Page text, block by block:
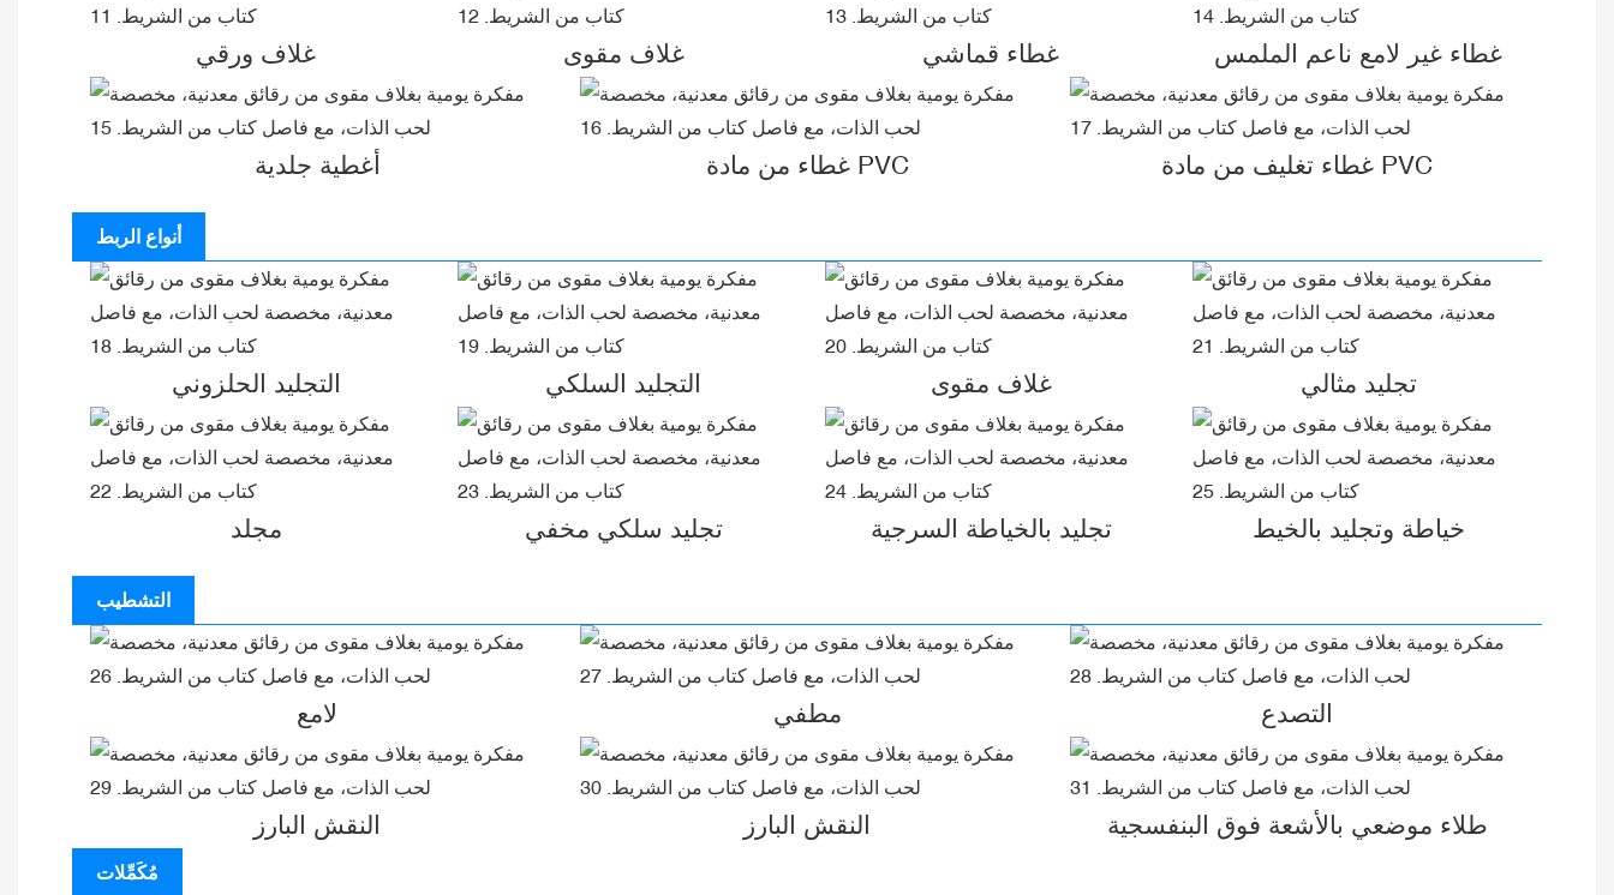
غلاف ورقي غلاف مقوى غطاء قماشي غطاء غير لامع ناعم الملمس
أغطية جلدية غطاء من مادة PVC غطاء تغليف من مادة PVC
أنواع الربط
التجليد الحلزوني التجليد السلكي غلاف مقوى تجليد مثالي
مجلد تجليد سلكي مخفي تجليد بالخياطة السرجية خياطة وتجليد بالخيط
التشطيب
لامع مطفي التصدع
النقش البارز النقش البارز طلاء موضعي بالأشعة فوق البنفسجية
مُكَمِّلات